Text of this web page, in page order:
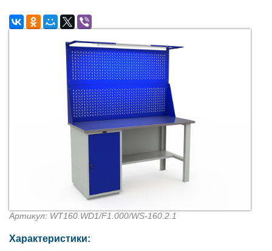
Артикул: WT160.WD1/F1.000/WS-160.2.1
Характеристики: